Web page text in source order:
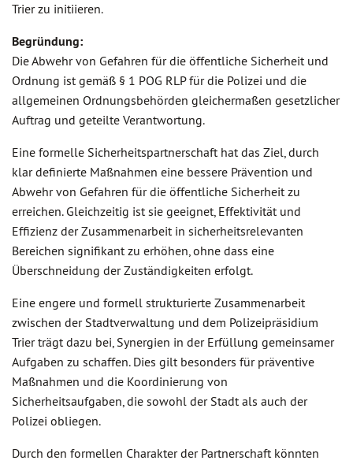
Trier zu initiieren.
Begründung:
Die Abwehr von Gefahren für die öffentliche Sicherheit und
Ordnung ist gemäß § 1 POG RLP für die Polizei und die
allgemeinen Ordnungsbehörden gleichermaßen gesetzlicher
Auftrag und geteilte Verantwortung.
Eine formelle Sicherheitspartnerschaft hat das Ziel, durch
klar definierte Maßnahmen eine bessere Prävention und
Abwehr von Gefahren für die öffentliche Sicherheit zu
erreichen. Gleichzeitig ist sie geeignet, Effektivität und
Effizienz der Zusammenarbeit in sicherheitsrelevanten
Bereichen signifikant zu erhöhen, ohne dass eine
Überschneidung der Zuständigkeiten erfolgt.
Eine engere und formell strukturierte Zusammenarbeit
zwischen der Stadtverwaltung und dem Polizeipräsidium
Trier trägt dazu bei, Synergien in der Erfüllung gemeinsamer
Aufgaben zu schaffen. Dies gilt besonders für präventive
Maßnahmen und die Koordinierung von
Sicherheitsaufgaben, die sowohl der Stadt als auch der
Polizei obliegen.
Durch den formellen Charakter der Partnerschaft könnten